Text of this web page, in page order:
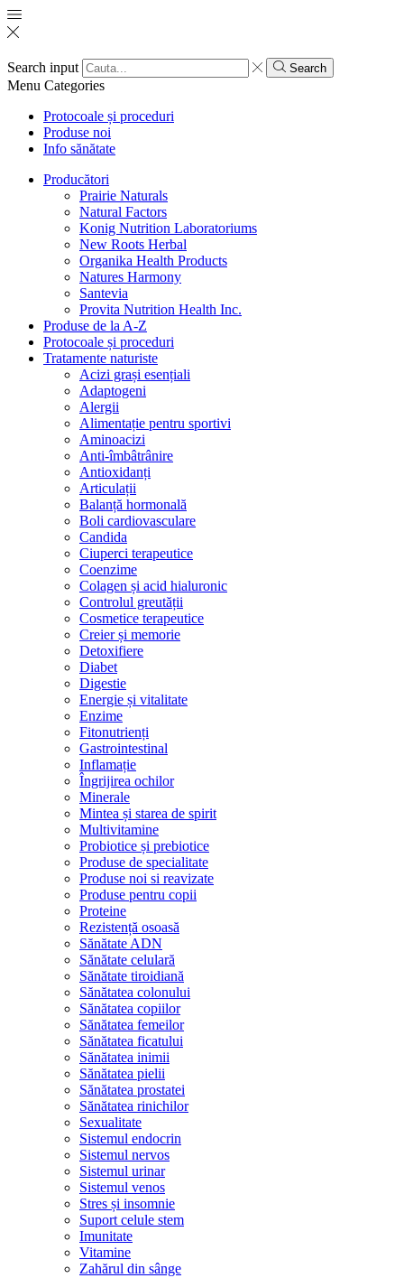
Search input Search
Menu Categories
Protocoale și proceduri
Produse noi
Info sănătate
Producători
Prairie Naturals
Natural Factors
Konig Nutrition Laboratoriums
New Roots Herbal
Organika Health Products
Natures Harmony
Santevia
Provita Nutrition Health Inc.
Produse de la A-Z
Protocoale și proceduri
Tratamente naturiste
Acizi grași esențiali
Adaptogeni
Alergii
Alimentație pentru sportivi
Aminoacizi
Anti-îmbâtrânire
Antioxidanți
Articulații
Balanță hormonală
Boli cardiovasculare
Candida
Ciuperci terapeutice
Coenzime
Colagen și acid hialuronic
Controlul greutății
Cosmetice terapeutice
Creier și memorie
Detoxifiere
Diabet
Digestie
Energie și vitalitate
Enzime
Fitonutrienți
Gastrointestinal
Inflamație
Îngrijirea ochilor
Minerale
Mintea și starea de spirit
Multivitamine
Probiotice și prebiotice
Produse de specialitate
Produse noi si reavizate
Produse pentru copii
Proteine
Rezistență osoasă
Sănătate ADN
Sănătate celulară
Sănătate tiroidiană
Sănătatea colonului
Sănătatea copiilor
Sănătatea femeilor
Sănătatea ficatului
Sănătatea inimii
Sănătatea pielii
Sănătatea prostatei
Sănătatea rinichilor
Sexualitate
Sistemul endocrin
Sistemul nervos
Sistemul urinar
Sistemul venos
Stres și insomnie
Suport celule stem
Imunitate
Vitamine
Zahărul din sânge